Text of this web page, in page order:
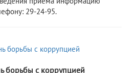
29-24-95.
борьбы с коррупцией